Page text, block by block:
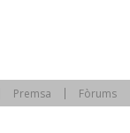
Premsa Fòrums